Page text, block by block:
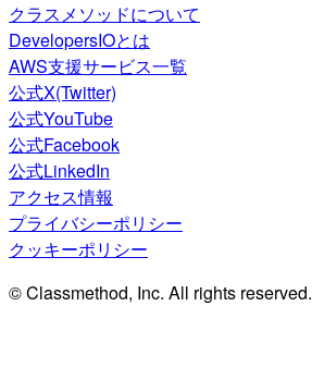
クラスメソッドについて
DevelopersIOとは
AWS支援サービス一覧
公式X(Twitter)
公式YouTube
公式Facebook
公式LinkedIn
アクセス情報
プライバシーポリシー
クッキーポリシー
© Classmethod, Inc. All rights reserved.